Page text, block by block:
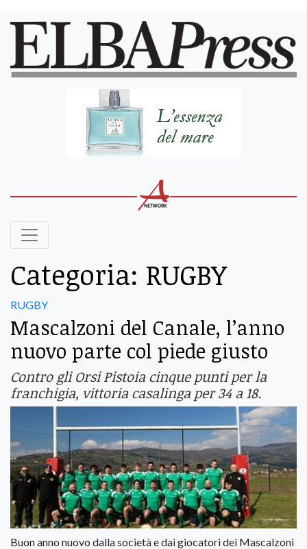
Categoria: RUGBY
RUGBY
Mascalzoni del Canale, l’anno
nuovo parte col piede giusto
Contro gli Orsi Pistoia cinque punti per la
franchigia, vittoria casalinga per 34 a 18.
Buon anno nuovo dalla società e dai giocatori dei Mascalzoni